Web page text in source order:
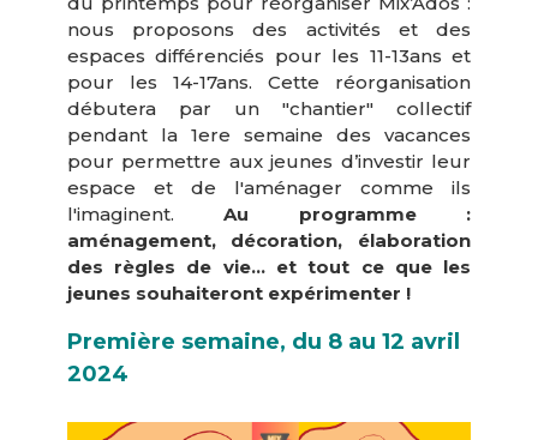
nous proposons des activités et des
espaces différenciés pour les 11-13ans et
pour les 14-17ans.Cette réorganisation
débutera par un "chantier" collectif
pendant la 1ere semaine des vacances
pour permettre aux jeunes d’investir leur
espace et de l'aménager comme ils
l'imaginent.Au programme :
aménagement, décoration, élaboration
des règles de vie... et tout ce que les
jeunes souhaiteront expérimenter !
Première semaine, du 8 au 12 avril
2024